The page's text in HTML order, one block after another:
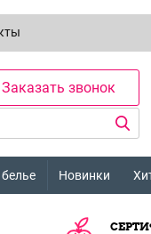
Заказать звонок
Новинки